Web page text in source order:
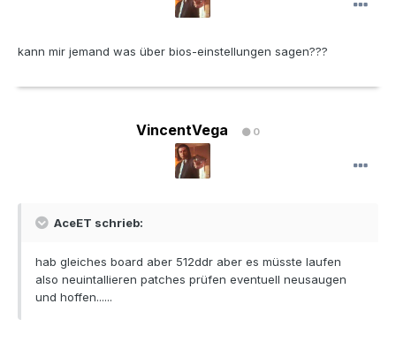
kann mir jemand was über bios-einstellungen sagen???
VincentVega 0
AceET schrieb:
hab gleiches board aber 512ddr aber es müsste laufen
also neuintallieren patches prüfen eventuell neusaugen
und hoffen......